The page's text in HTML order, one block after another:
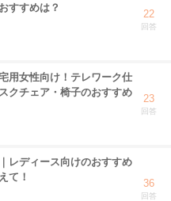
すすめは？
22
回答
用女性向け！テレワーク仕
クチェア・椅子のおすすめ
23
回答
レディース向けのおすすめ
て！
36
回答